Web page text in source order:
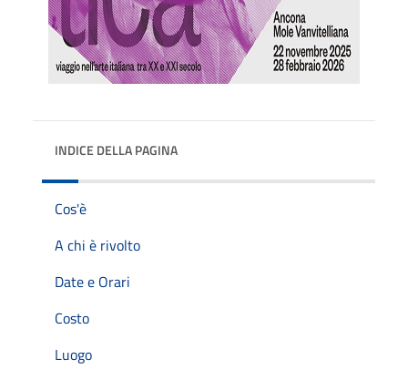
INDICE DELLA PAGINA
Cos'è
A chi è rivolto
Date e Orari
Costo
Luogo